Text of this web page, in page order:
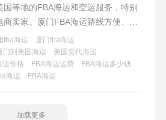
等地的FBA海运和空运服务，特别
卖家。厦门FBA海运路线方便、流
方式及时效选择，以满足不同需求。
输距离等因素计算，公平合理。纽酷
决方案，推动中国跨境电商行业发
fba海运
厦门fba海运
门到美国海运
美国货代海运
运价格 FBA海运运费
FBA海运多少钱
海运 ​FBA海运
加载更多